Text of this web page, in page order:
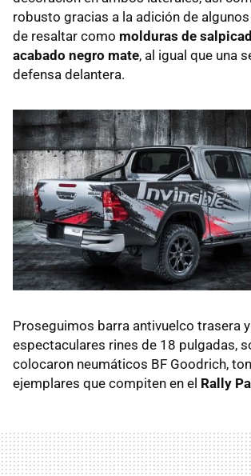
robusto gracias a la adición de
de resaltar como molduras de
acabado negro mate, al igual que una
defensa delantera.
Proseguimos barra antivuelco trasera
espectaculares rines de 18 pulgadas,
colocaron neumáticos BF Goodrich,
ejemplares que compiten en el Rally